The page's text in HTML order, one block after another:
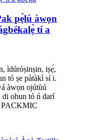
pẹ̀lú àwọn
tí a
ìdúróṣinṣin, iṣẹ́,
tó ṣe pàtàkì sí i.
àwọn ojútùú
di ohun tó ń darí
PACKMIC